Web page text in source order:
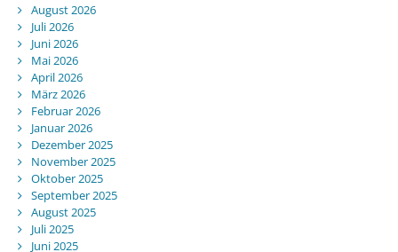
August 2026
Juli 2026
Juni 2026
Mai 2026
April 2026
März 2026
Februar 2026
Januar 2026
Dezember 2025
November 2025
Oktober 2025
September 2025
August 2025
Juli 2025
Juni 2025